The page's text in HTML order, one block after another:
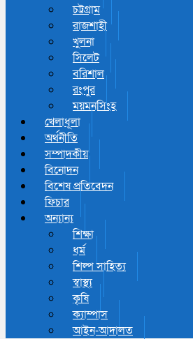
চট্টগ্রাম
রাজশাহী
খুলনা
সিলেট
বরিশাল
রংপুর
ময়মনসিংহ
খেলাধূলা
অর্থনীতি
সম্পাদকীয়
বিনোদন
বিশেষ প্রতিবেদন
ফিচার
অন্যান্য
শিক্ষা
ধর্ম
শিল্প সাহিত্য
স্বাস্থ্য
কৃষি
ক্যাম্পাস
আইন-আদালত